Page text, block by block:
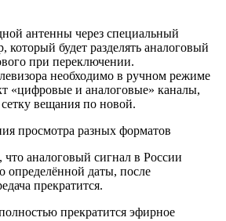
антенны через специальный
который будет разделять аналоговый
при переключении.
необходимо в ручном режиме
«цифровые и аналоговые» каналы,
вещания по новой.
просмотра разных форматов
аналоговый сигнал в России
определённой даты, после
прекратится.
прекратится эфирное